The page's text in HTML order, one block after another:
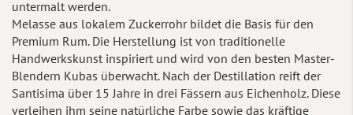
untermalt werden.
Melasse aus lokalem Zuckerrohr bildet die Basis für den
Premium Rum. Die Herstellung ist von traditionelle
Handwerkskunst inspiriert und wird von den besten Master-
Blendern Kubas überwacht. Nach der Destillation reift der
Santisima über 15 Jahre in drei Fässern aus Eichenholz. Diese
verleihen ihm seine natürliche Farbe sowie das kräftige